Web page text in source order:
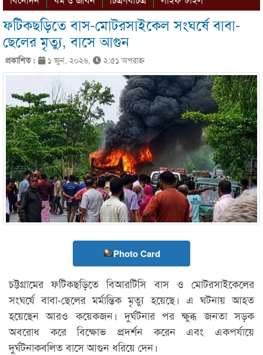
ফটিকছড়িতে বাস-মোটরসাইকেল সংঘর্ষে বাবা-
ছেলের মৃত্যু, বাসে আগুন
প্রকাশিত : ১ জুন, ২০২৬, ২:৫১ অপরাহ্ণ
Photo Card
চট্টগ্রামের ফটিকছড়িতে বিআরটিসি বাস ও মোটরসাইকেলের
সংঘর্ষে বাবা-ছেলের মর্মান্তিক মৃত্যু হয়েছে। এ ঘটনায় আহত
হয়েছেন আরও কয়েকজন। দুর্ঘটনার পর ক্ষুব্ধ জনতা সড়ক
অবরোধ করে বিক্ষোভ প্রদর্শন করেন এবং একপর্যায়ে
দুর্ঘটনাকবলিত বাসে আগুন ধরিয়ে দেন।